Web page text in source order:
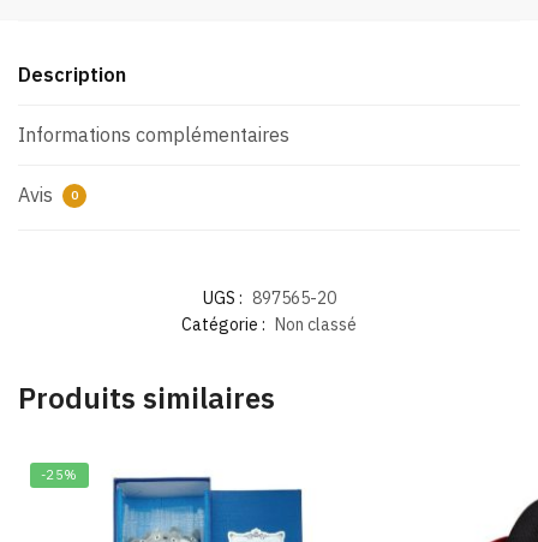
Description
Informations complémentaires
Avis 0
UGS : 897565-20
Catégorie : Non classé
Produits similaires
-25%